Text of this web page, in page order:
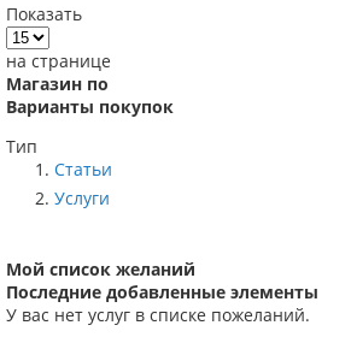
Показать
на странице
Магазин по
Варианты покупок
Тип
Статьи
Услуги
Мой список желаний
Последние добавленные элементы
У вас нет услуг в списке пожеланий.